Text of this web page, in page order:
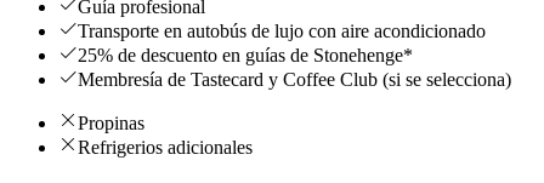
Guía profesional
Transporte en autobús de lujo con aire acondicionado
25% de descuento en guías de Stonehenge*
Membresía de Tastecard y Coffee Club (si se selecciona)
Propinas
Refrigerios adicionales